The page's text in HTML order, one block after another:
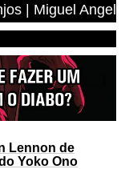
Lennon de
Yoko Ono